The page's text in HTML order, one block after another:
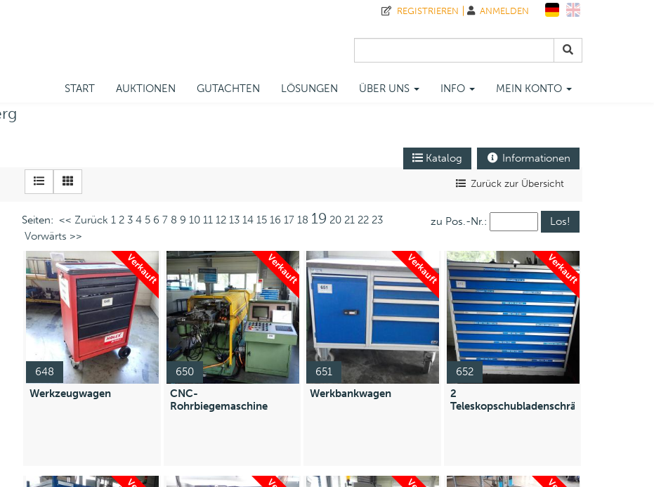
START AUKTIONEN GUTACHTEN LÖSUNGEN ÜBER UNS INFO MEIN KONTO
REGISTRIEREN ANMELDEN
Katalog Informationen
Zurück zur Übersicht
Seiten: << Zurück 1 2 3 4 5 6 7 8 9 10 11 12 13 14 15 16 17 18 19 20 21 22 23
Vorwärts >>
zu Pos.-Nr.:
Verkauft
648
Werkzeugwagen
Verkauft
650
CNC-
Rohrbiegemaschine
Verkauft
651
Werkbankwagen
Verkauft
652
2
Teleskopschubladenschränke